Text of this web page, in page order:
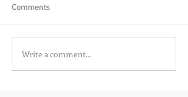
Comments
Write a comment...